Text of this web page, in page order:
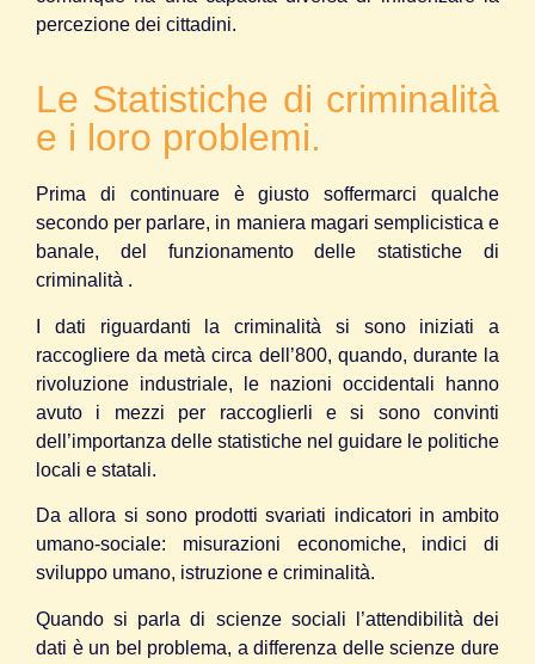
percezione dei cittadini.
Le Statistiche di criminalità
e i loro problemi.
Prima di continuare è giusto soffermarci qualche
secondo per parlare, in maniera magari semplicistica e
banale, del funzionamento delle statistiche di
criminalità .
I dati riguardanti la criminalità si sono iniziati a
raccogliere da metà circa dell’800, quando, durante la
rivoluzione industriale, le nazioni occidentali hanno
avuto i mezzi per raccoglierli e si sono convinti
dell’importanza delle statistiche nel guidare le politiche
locali e statali.
Da allora si sono prodotti svariati indicatori in ambito
umano-sociale: misurazioni economiche, indici di
sviluppo umano, istruzione e criminalità.
Quando si parla di scienze sociali l’attendibilità dei
dati è un bel problema, a differenza delle scienze dure